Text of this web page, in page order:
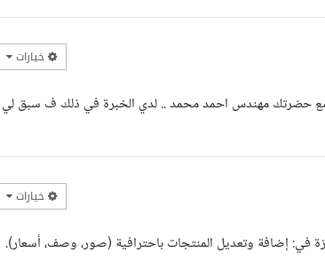
خيارات
مع حضرتك مهندس احمد محمد .. لدي الخبرة في ذلك ف سبق لي
خيارات
في: إضافة وتعديل المنتجات باحترافية (صور، وصف، أسعار).